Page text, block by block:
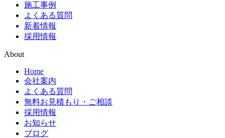
施工事例
よくある質問
新着情報
採用情報
About
Home
会社案内
よくある質問
無料お見積もり・ご相談
採用情報
お知らせ
ブログ